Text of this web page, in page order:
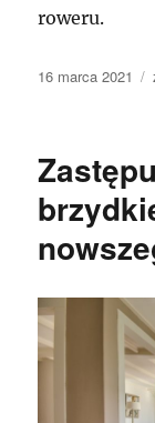
roweru.
Data
16 marca 2021